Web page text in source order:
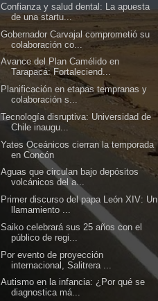
Confianza y salud dental: La apuesta
de una startu...
Gobernador Carvajal comprometió su
colaboración co...
Avance del Plan Camélido en
Tarapacá: Fortaleciend...
Planificación en etapas tempranas y
colaboración s...
Tecnología disruptiva: Universidad de
Chile inaugu...
Yates Oceánicos cierran la temporada
en Concón
Aguas que circulan bajo depósitos
volcánicos del a...
Primer discurso del papa León XIV: Un
llamamiento ...
Saiko celebrará sus 25 años con el
público de regi...
Por evento de proyección
internacional, Salitrera ...
Autismo en la infancia: ¿Por qué se
diagnostica má...